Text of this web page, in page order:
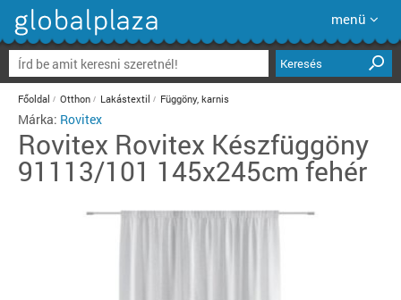
menü
Keresés
Főoldal Otthon Lakástextil Függöny, karnis
Márka: Rovitex
Rovitex Rovitex Készfüggöny
91113/101 145x245cm fehér